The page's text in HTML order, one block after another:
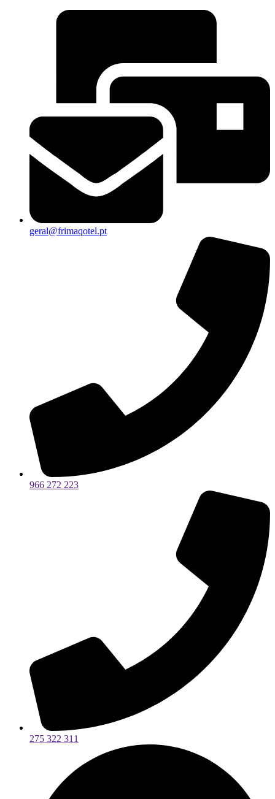
geral@frimaqotel.pt
966 272 223
275 322 311